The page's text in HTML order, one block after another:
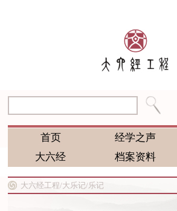
首页 经学之声
大六经
档案资料
大六经工程/大乐记/乐记